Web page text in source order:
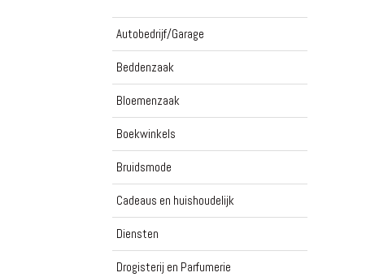
Autobedrijf/Garage
Beddenzaak
Bloemenzaak
Boekwinkels
Bruidsmode
Cadeaus en huishoudelijk
Diensten
Drogisterij en Parfumerie